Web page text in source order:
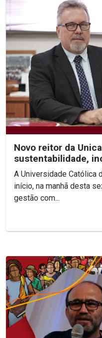
Novo reitor da
sustentabilidade,
A Universidade Católica
início, na manhã desta
gestão com...